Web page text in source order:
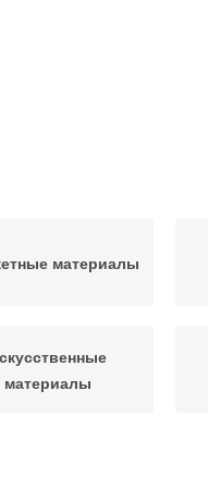
материалы
материалы